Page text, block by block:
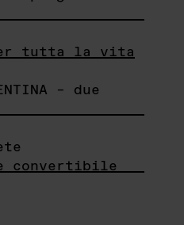
tutta la vita
– due
convertibile